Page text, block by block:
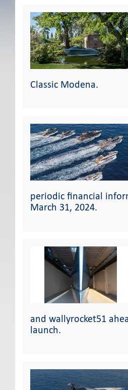
Classic Modena.
periodic financial
March 31, 2024.
and wallyrocket51
launch.